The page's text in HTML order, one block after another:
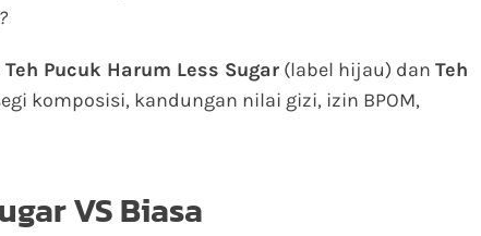
Teh Pucuk Harum Less Sugar (label hijau) dan Teh
komposisi, kandungan nilai gizi, izin BPOM,
VS Biasa